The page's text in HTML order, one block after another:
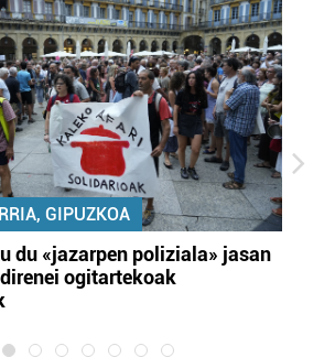
GIPUZKOA
du «jazarpen poliziala» jasan
ogitartekoak